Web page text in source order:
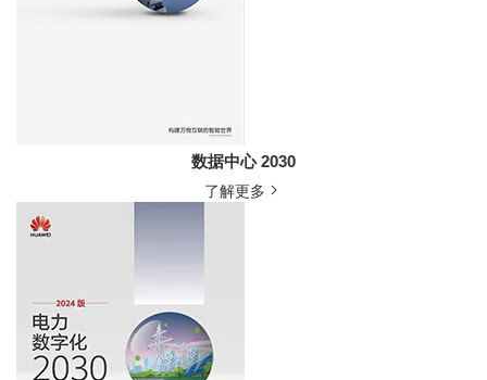
数据中心 2030
了解更多